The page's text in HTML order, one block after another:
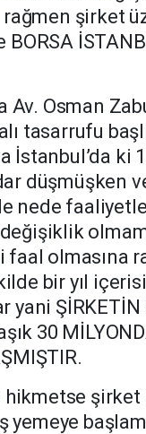
rağmen şirket
Av. Osman
tasarrufu
İstanbul’da ki
düşmüşken
nede
olmasına
bir yıl
yani ŞİRKETİN
30
hikmetse şirket
yemeye